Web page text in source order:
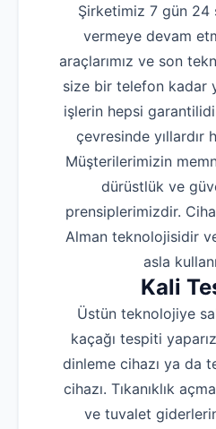
Şirketimiz 7 gün 24
vermeye devam
araçlarımız ve son
size bir telefon kadar
işlerin hepsi
çevresinde yıllardır
Müşterilerimizin
dürüstlük ve
prensiplerimizdir.
Alman teknolojisidir
asla
Kali
Üstün teknolojiye
kaçağı tespiti
dinleme cihazı ya da
cihazı. Tıkanıklık
ve tuvalet